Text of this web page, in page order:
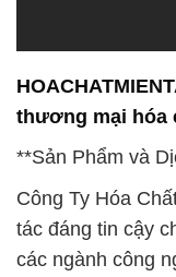
thương mại hóa
**Sản Phẩm và
Công Ty Hóa
tác đáng tin cậy
các ngành công